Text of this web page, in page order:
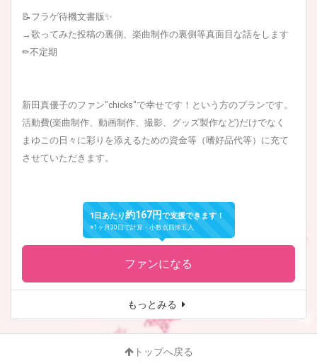
📝フラゲ待機文書版✨
→歌ってみた投稿の裏側、楽曲制作の裏側等真面目な話をします
✏︎不定期
新田真優子のファン"chicks"で幸せです！という方のプランです。
活動費(楽曲制作、動画制作、撮影、グッズ製作など)だけでなく
まゆこの日々に彩りを添えるための資金等（嗜好品代等）に充て
させていただきます。
1日あたり約167円で支援できます！
※1ヶ月30日で計算・小数点四捨五入
ファンになる
もっとみる
トップへ戻る